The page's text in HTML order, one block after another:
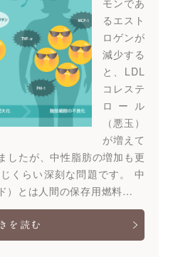
るエスト
ロゲンが
減少する
と、LDL
コレステ
ロール
（悪玉）
が増えて
したが、中性脂肪の増加も更
くらい深刻な問題です。 中
）とは人間の保存用燃料…
を読む